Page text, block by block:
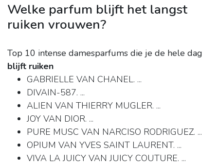
Welke parfum blijft het langst
ruiken vrouwen?
Top 10 intense damesparfums die je de hele dag
blijft ruiken
GABRIELLE VAN CHANEL. ...
DIVAIN-587. ...
ALIEN VAN THIERRY MUGLER. ...
JOY VAN DIOR. ...
PURE MUSC VAN NARCISO RODRIGUEZ. ...
OPIUM VAN YVES SAINT LAURENT. ...
VIVA LA JUICY VAN JUICY COUTURE. ...